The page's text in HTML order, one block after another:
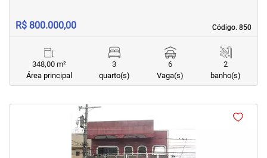
Código. 850
Código. 850
R$ 800.000,00
348,00 m²
Área principal
3
quarto(s)
6
Vaga(s)
2
banho(s)